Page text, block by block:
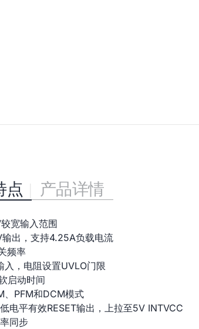
点 产品详情
宽输入范围
出，支持4.25A负载电流
频率
入，电阻设置UVLO门限
启动时间
、PFM和DCM模式
电平有效RESET输出，上拉至5V INTVCC
同步